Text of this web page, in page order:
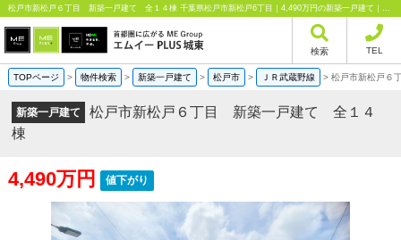
松戸市新松戸６丁目 新築一戸建て 全１４棟 千葉県松戸市新松戸6丁目｜4,490万円の新築一戸建て｜分譲住宅や新築物件｜エムイーPLUS城東株式会社
検索 TEL
TOPページ > 物件検索 > 新築一戸建て > 松戸市 > ＪＲ武蔵野線 > 松戸市新松戸
新築一戸建て
松戸市新松戸６丁目 新築一戸建て 全１４
棟
4,490万円 値下がり